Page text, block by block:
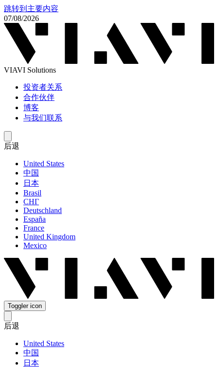
跳转到主要内容
07/08/2026
VIAVI Solutions
投资者关系
合作伙伴
博客
与我们联系
后退
United States
中国
日本
Brasil
СНГ
Deutschland
España
France
United Kingdom
Mexico
Toggler icon
后退
United States
中国
日本